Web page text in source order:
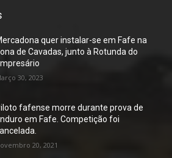
quer instalar-se em Fafe na
de Cavadas, junto à Rotunda do
30, 2023
fafense morre durante prova de
em Fafe. Competição foi
20, 2021